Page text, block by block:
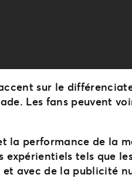
sur le
Les fans peuvent
la performance de la
tels que
avec de la publicité